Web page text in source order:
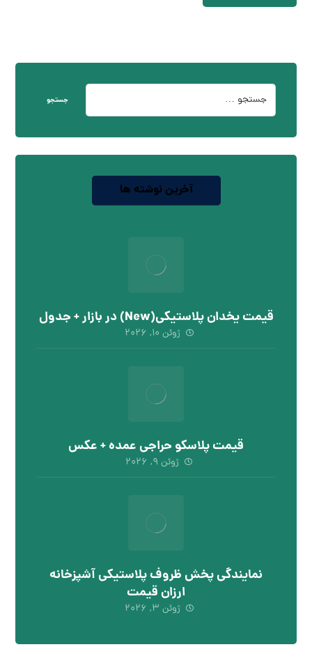
جستجو
آخرین نوشته ها
قیمت یخدان پلاستیکی(New) در بازار + جدول
ژوئن ۱۰, ۲۰۲۶
قیمت پلاسکو حراجی عمده + عکس
ژوئن ۹, ۲۰۲۶
نمایندگی پخش ظروف پلاستیکی آشپزخانه
ارزان قیمت
ژوئن ۳, ۲۰۲۶